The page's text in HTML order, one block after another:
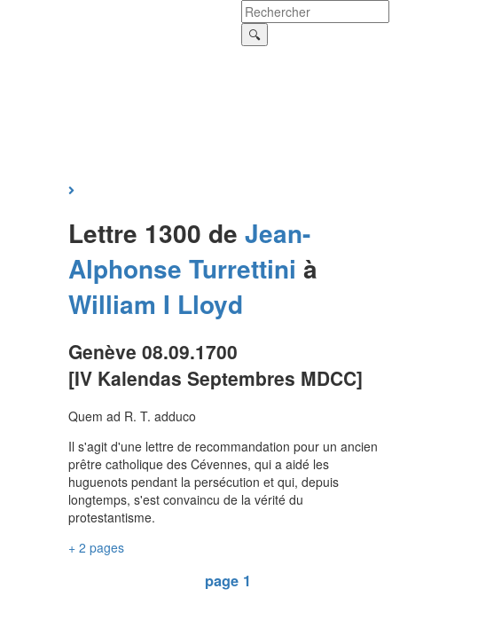
Lettre 1300 de Jean-
Alphonse Turrettini à
William I Lloyd
Genève 08.09.1700
[IV Kalendas Septembres MDCC]
Quem ad R. T. adduco
Il s'agit d'une lettre de recommandation pour un ancien
prêtre catholique des Cévennes, qui a aidé les
huguenots pendant la persécution et qui, depuis
longtemps, s'est convaincu de la vérité du
protestantisme.
+ 2 pages
page 1